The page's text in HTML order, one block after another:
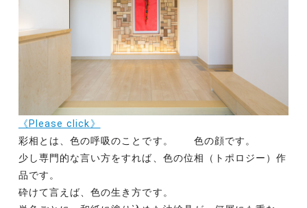
《Please click》
彩相とは、色の呼吸のことです。 色の顔です。
少し専門的な言い方をすれば、色の位相（トポロジー）作
品です。
砕けて言えば、色の生き方です。